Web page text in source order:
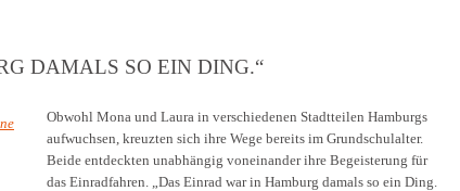
DAMALS SO EIN DING.“
Obwohl Mona und Laura in verschiedenen Stadtteilen Hamburgs
aufwuchsen, kreuzten sich ihre Wege bereits im Grundschulalter.
Beide entdeckten unabhängig voneinander ihre Begeisterung für
das Einradfahren. „Das Einrad war in Hamburg damals so ein Ding.